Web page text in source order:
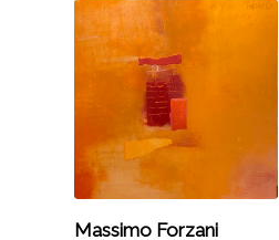
Massimo Forzani